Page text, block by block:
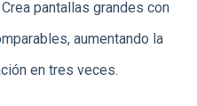
pantallas grandes con
aumentando la
en tres veces.